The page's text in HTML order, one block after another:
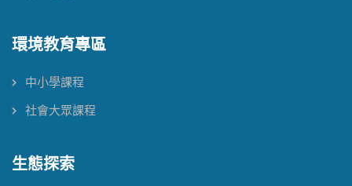
環境教育專區
中小學課程
社會大眾課程
生態探索